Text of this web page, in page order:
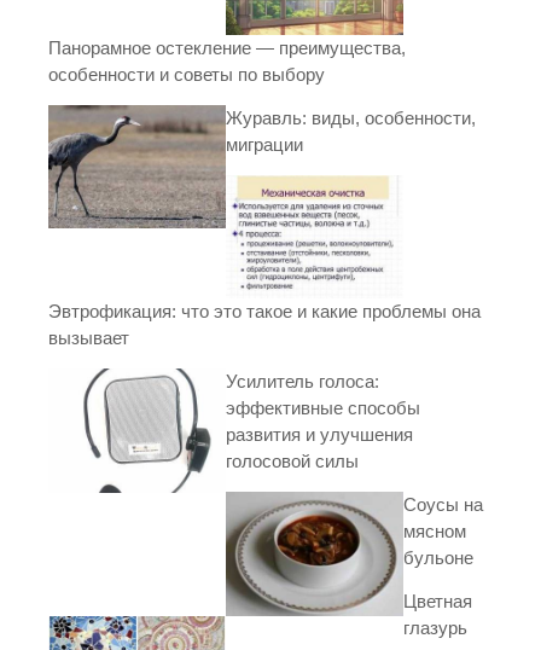
Панорамное остекление — преимущества,
особенности и советы по выбору
Журавль: виды, особенности,
миграции
Эвтрофикация: что это такое и какие проблемы она
вызывает
Усилитель голоса:
эффективные способы
развития и улучшения
голосовой силы
Соусы на
мясном
бульоне
Цветная
глазурь